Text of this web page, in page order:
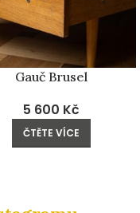
Gauč Brusel
5 600 Kč
ČTĚTE VÍCE